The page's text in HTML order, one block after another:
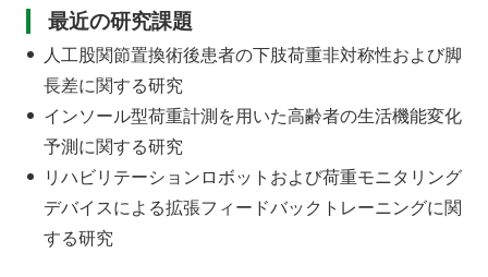
最近の研究課題
人工股関節置換術後患者の下肢荷重非対称性および脚
長差に関する研究
インソール型荷重計測を用いた高齢者の生活機能変化
予測に関する研究
リハビリテーションロボットおよび荷重モニタリング
デバイスによる拡張フィードバックトレーニングに関
する研究